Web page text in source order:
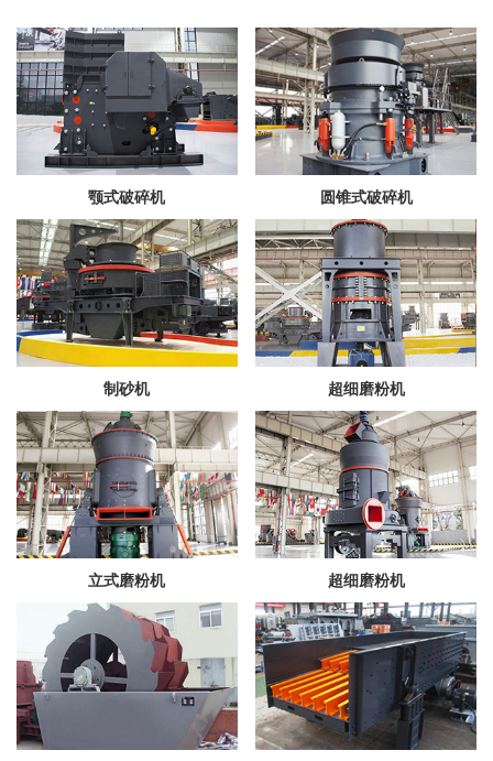
颚式破碎机 圆锥式破碎机
制砂机 超细磨粉机
立式磨粉机 超细磨粉机